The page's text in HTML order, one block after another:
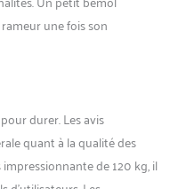
des
aux rivières
à l'eau offre une
de rame fluide et
à notre
de résistance à l'eau
une fois son
durer. Les avis
quant à la qualité des
de 120 kg, il